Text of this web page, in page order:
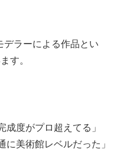
デラーによる作品とい
す。
成度がプロ超えてる」
に美術館レベルだった」